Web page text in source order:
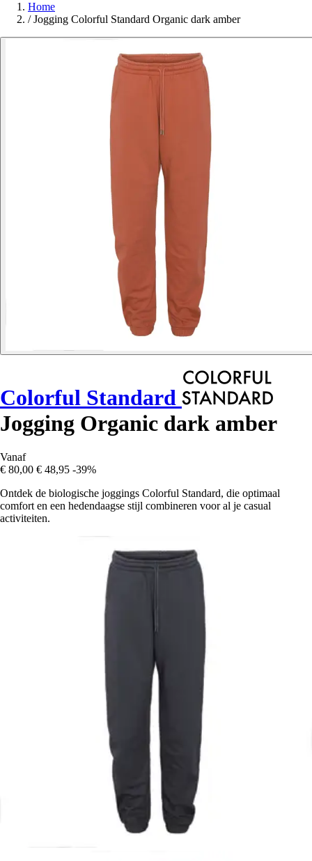
Home
/ Jogging Colorful Standard Organic dark amber
Colorful Standard
Jogging Organic dark amber
Vanaf
€ 80,00 € 48,95 -39%
Ontdek de biologische joggings Colorful Standard, die optimaal
comfort en een hedendaagse stijl combineren voor al je casual
activiteiten.